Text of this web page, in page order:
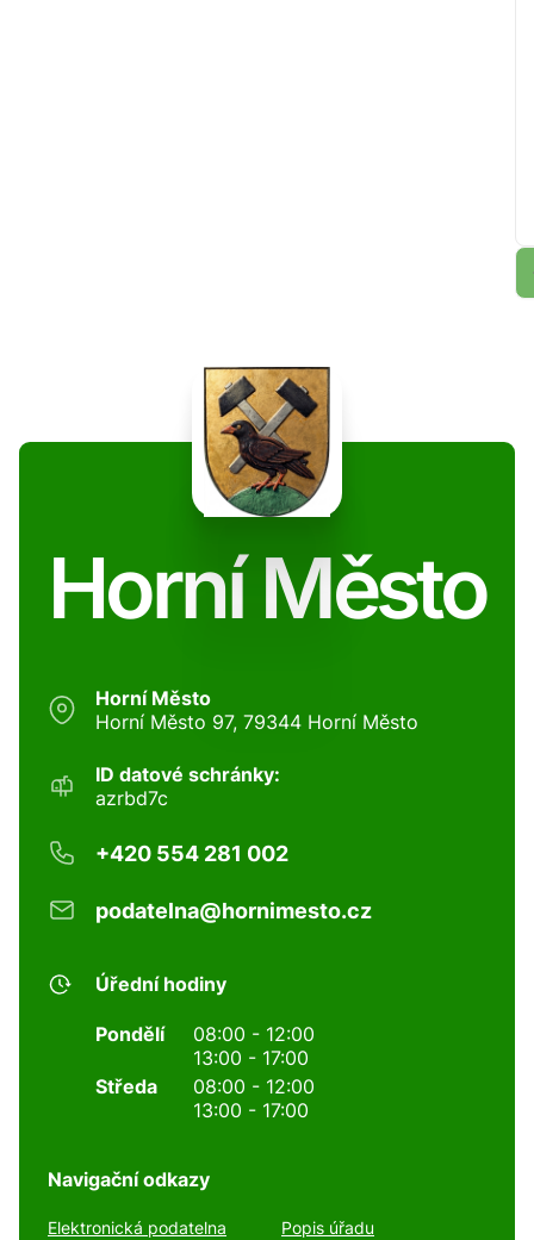
Horní Město
Horní Město
Horní Město 97, 79344 Horní Město
ID datové schránky:
azrbd7c
+420 554 281 002
podatelna@hornimesto.cz
Úřední hodiny
Pondělí
08:00 - 12:00
13:00 - 17:00
Středa
08:00 - 12:00
13:00 - 17:00
Navigační odkazy
Elektronická podatelna Popis úřadu